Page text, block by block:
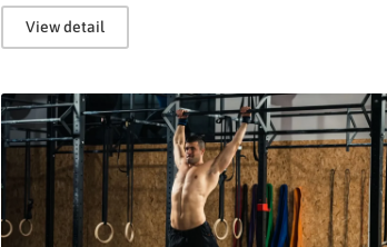
View detail